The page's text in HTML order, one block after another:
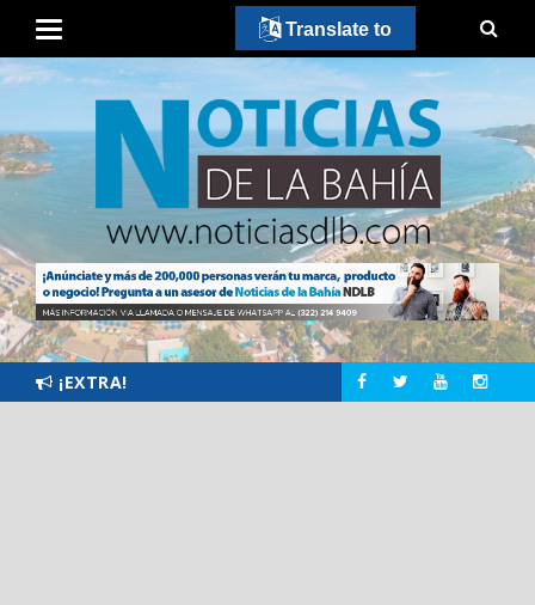
¡EXTRA!
Translate to